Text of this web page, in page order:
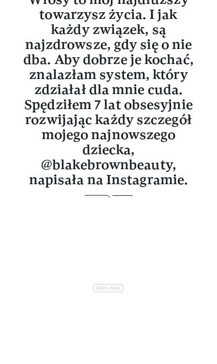
towarzysz życia. I jak
każdy związek, są
najzdrowsze, gdy się o nie
dba. Aby dobrze je kochać,
znalazłam system, który
zdziałał dla mnie cuda.
Spędziłem 7 lat obsesyjnie
rozwijając każdy szczegół
mojego najnowszego
dziecka,
@blakebrownbeauty,
napisała na Instagramie.